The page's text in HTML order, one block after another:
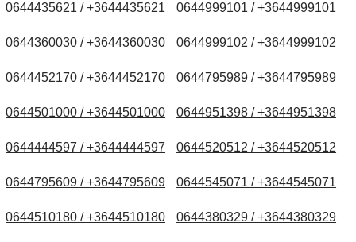
0644435621 / +3644435621 0644999101 / +3644999101
0644360030 / +3644360030 0644999102 / +3644999102
0644452170 / +3644452170 0644795989 / +3644795989
0644501000 / +3644501000 0644951398 / +3644951398
0644444597 / +3644444597 0644520512 / +3644520512
0644795609 / +3644795609 0644545071 / +3644545071
0644510180 / +3644510180 0644380329 / +3644380329